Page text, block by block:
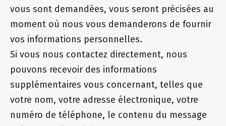
vous sont demandées, vous seront précisées au
moment où nous vous demanderons de fournir
vos informations personnelles.
Si vous nous contactez directement, nous
pouvons recevoir des informations
supplémentaires vous concernant, telles que
votre nom, votre adresse électronique, votre
numéro de téléphone, le contenu du message